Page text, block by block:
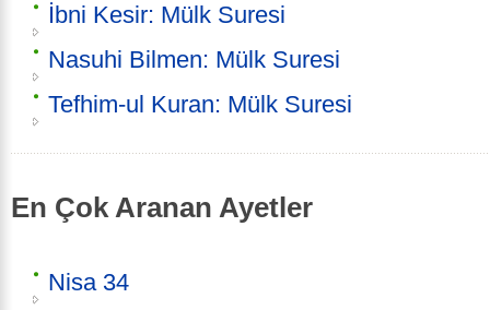
İbni Kesir: Mülk Suresi
Nasuhi Bilmen: Mülk Suresi
Tefhim-ul Kuran: Mülk Suresi
En Çok Aranan Ayetler
Nisa 34